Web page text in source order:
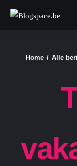
Home Alle
GEZONDHEID